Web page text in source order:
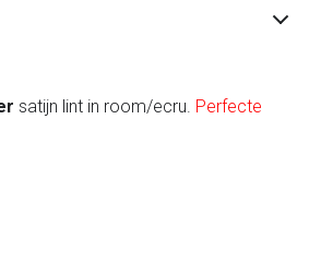
satijn lint in room/ecru. Perfecte